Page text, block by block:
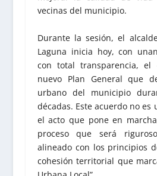
vecinas del municipio.
Durante la sesión, el
Laguna inicia hoy, con
con total transparencia, el
nuevo Plan General que
urbano del municipio
décadas. Este acuerdo no es
el acto que pone en
proceso que será
alineado con los principios
cohesión territorial que